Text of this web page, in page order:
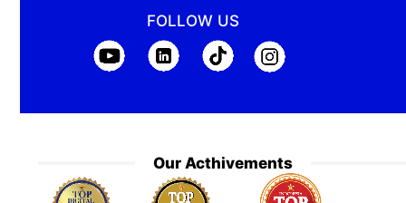
FOLLOW US
Our Acthivements